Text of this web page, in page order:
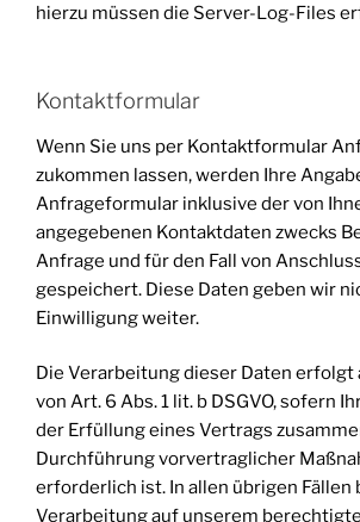
hierzu müssen die Server-Log-Files
Kontaktformular
Wenn Sie uns per Kontaktformular
zukommen lassen, werden Ihre
Anfrageformular inklusive der von
angegebenen Kontaktdaten zwecks
Anfrage und für den Fall von
gespeichert. Diese Daten geben wir
Einwilligung weiter.
Die Verarbeitung dieser Daten erfolgt
von Art. 6 Abs. 1 lit. b DSGVO, sofern
der Erfüllung eines Vertrags
Durchführung vorvertraglicher
erforderlich ist. In allen übrigen Fällen
Verarbeitung auf unserem